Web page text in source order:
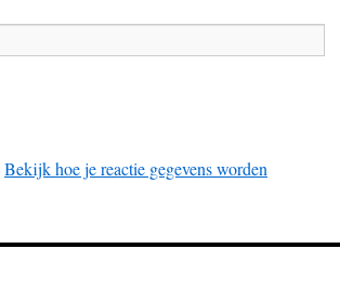
Bekijk hoe je reactie gegevens worden